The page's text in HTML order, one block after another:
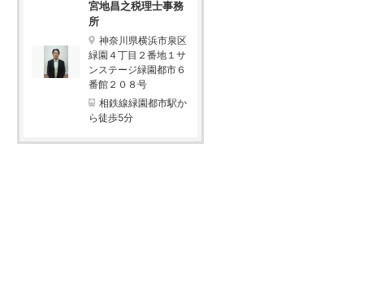
宮地昌之税理士事務
所
神奈川県横浜市泉区
緑園４丁目２番地１サ
ンステージ緑園都市６
番館２０８号
相鉄線緑園都市駅か
ら徒歩5分